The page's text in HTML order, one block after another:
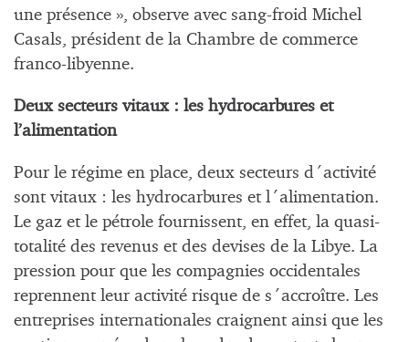
une présence », observe avec sang-froid Michel
Casals, président de la Chambre de commerce
franco-libyenne.
Deux secteurs vitaux : les hydrocarbures et
l’alimentation
Pour le régime en place, deux secteurs d´activité
sont vitaux : les hydrocarbures et l´alimentation.
Le gaz et le pétrole fournissent, en effet, la quasi-
totalité des revenus et des devises de la Libye. La
pression pour que les compagnies occidentales
reprennent leur activité risque de s´accroître. Les
entreprises internationales craignent ainsi que les